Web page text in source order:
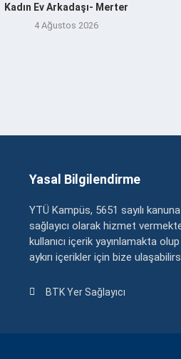
Kadın Ev Arkadaşı- Merter
4 Ağustos 2026
Yasal Bilgilendirme
YTÜ Kampüs, 5651 sayılı
sağlayıcı olarak hizmet
kullanıcı içerik yayınlamakta
aykırı içerikler için bize
BTK Yer Sağlayıcı